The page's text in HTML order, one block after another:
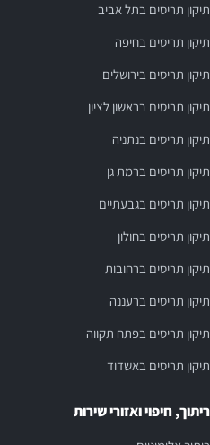
תיקון תריסים בתל אביב
תיקון תריסים בחיפה
תיקון תריסים בירושלים
תיקון תריסים בראשון לציון
תיקון תריסים בנתניה
תיקון תריסים ברמת גן
תיקון תריסים בגבעתיים
תיקון תריסים בחולון
תיקון תריסים ברחובות
תיקון תריסים ברעננה
תיקון תריסים בפתח תקווה
תיקון תריסים באשדוד
ריתוך, חיפוי ואזורי שירות